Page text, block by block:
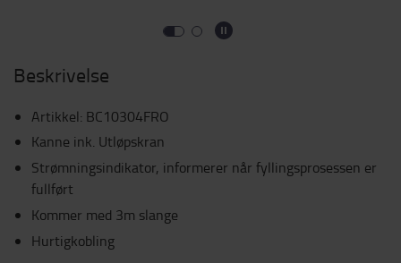
Beskrivelse
Artikkel: BC10304FRO
Kanne ink. Utløpskran
Strømningsindikator, informerer når fyllingsprosessen er
fullført
Kommer med 3m slange
Hurtigkobling